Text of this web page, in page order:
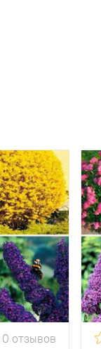
0 отзывов
лета
- 300 см
- 200 см
полутень
минус 29°С